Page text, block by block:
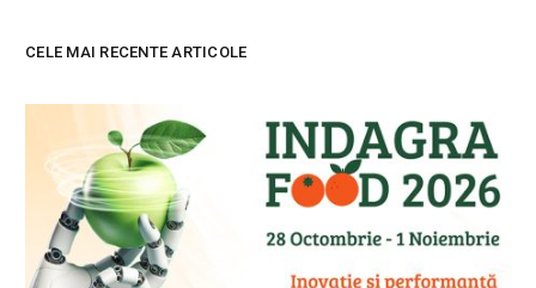
CELE MAI RECENTE ARTICOLE